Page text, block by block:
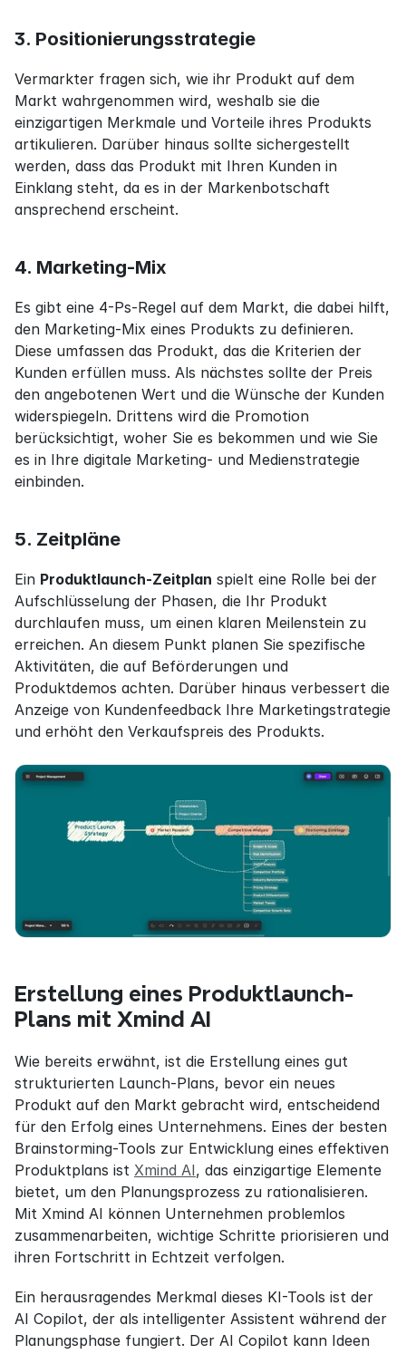
3. Positionierungsstrategie
Vermarkter fragen sich, wie ihr Produkt auf dem
Markt wahrgenommen wird, weshalb sie die
einzigartigen Merkmale und Vorteile ihres Produkts
artikulieren. Darüber hinaus sollte sichergestellt
werden, dass das Produkt mit Ihren Kunden in
Einklang steht, da es in der Markenbotschaft
ansprechend erscheint.
4. Marketing-Mix
Es gibt eine 4-Ps-Regel auf dem Markt, die dabei hilft,
den Marketing-Mix eines Produkts zu definieren.
Diese umfassen das Produkt, das die Kriterien der
Kunden erfüllen muss. Als nächstes sollte der Preis
den angebotenen Wert und die Wünsche der Kunden
widerspiegeln. Drittens wird die Promotion
berücksichtigt, woher Sie es bekommen und wie Sie
es in Ihre digitale Marketing- und Medienstrategie
einbinden.
5. Zeitpläne
Ein Produktlaunch-Zeitplan spielt eine Rolle bei der
Aufschlüsselung der Phasen, die Ihr Produkt
durchlaufen muss, um einen klaren Meilenstein zu
erreichen. An diesem Punkt planen Sie spezifische
Aktivitäten, die auf Beförderungen und
Produktdemos achten. Darüber hinaus verbessert die
Anzeige von Kundenfeedback Ihre Marketingstrategie
und erhöht den Verkaufspreis des Produkts.
Erstellung eines Produktlaunch-
Plans mit Xmind AI
Wie bereits erwähnt, ist die Erstellung eines gut
strukturierten Launch-Plans, bevor ein neues
Produkt auf den Markt gebracht wird, entscheidend
für den Erfolg eines Unternehmens. Eines der besten
Brainstorming-Tools zur Entwicklung eines effektiven
Produktplans ist Xmind AI, das einzigartige Elemente
bietet, um den Planungsprozess zu rationalisieren.
Mit Xmind AI können Unternehmen problemlos
zusammenarbeiten, wichtige Schritte priorisieren und
ihren Fortschritt in Echtzeit verfolgen.
Ein herausragendes Merkmal dieses KI-Tools ist der
AI Copilot, der als intelligenter Assistent während der
Planungsphase fungiert. Der AI Copilot kann Ideen